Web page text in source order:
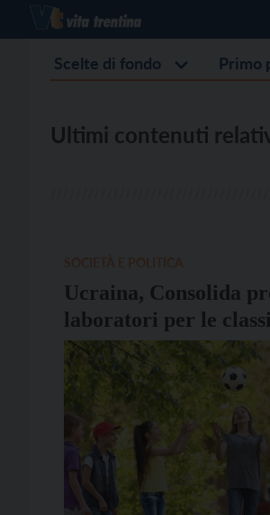
Scelte di fondo Primo
Ultimi contenuti
Ucraina, Consolida
laboratori per le
accolgono i rifugiati